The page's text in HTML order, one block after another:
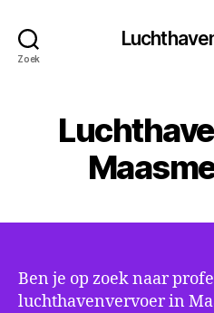
Zoek
Ben je op zoek naar
luchthavenvervoer in